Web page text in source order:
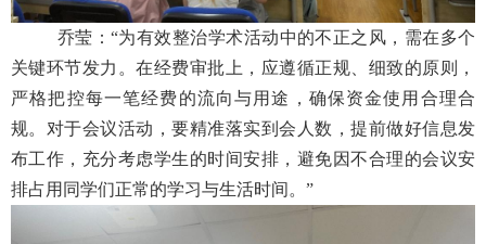
乔莹：“为有效整治学术活动中的不正之风，需在多个
关键环节发力。在经费审批上，应遵循正规、细致的原则，
严格把控每一笔经费的流向与用途，确保资金使用合理合
规。对于会议活动，要精准落实到会人数，提前做好信息发
布工作，充分考虑学生的时间安排，避免因不合理的会议安
排占用同学们正常的学习与生活时间。”